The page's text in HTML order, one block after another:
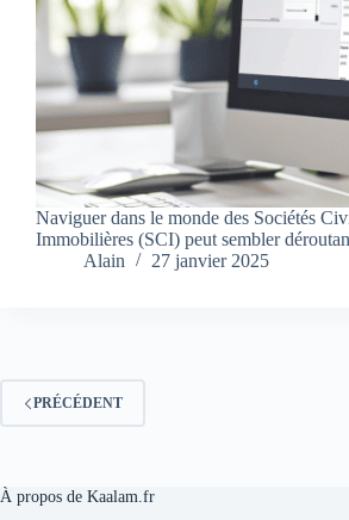
Naviguer dans le monde des Sociétés
Immobilières (SCI) peut sembler
Alain
27 janvier 2025
PRÉCÉDENT
À propos de Kaalam.fr